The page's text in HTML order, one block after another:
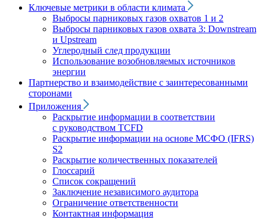
Ключевые метрики в области климата
Выбросы парниковых газов охватов 1 и 2
Выбросы парниковых газов охвата 3: Downstream
и Upstream
Углеродный след продукции
Использование возобновляемых источников
энергии
Партнерство и взаимодействие с заинтересованными
сторонами
Приложения
Раскрытие информации в соответствии
с руководством TCFD
Раскрытие информации на основе МСФО (IFRS)
S2
Раскрытие количественных показателей
Глоссарий
Список сокращений
Заключение независимого аудитора
Ограничение ответственности
Контактная информация